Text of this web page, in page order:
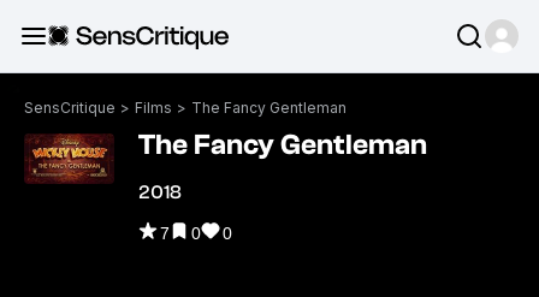
SensCritique > Films > The Fancy Gentleman
The Fancy Gentleman
2018
7 0 0